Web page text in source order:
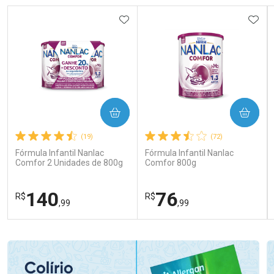
(19)
Fórmula Infantil Nanlac
Comfor 2 Unidades de 800g
R$140,99
ADICIONAR AOS FAVORITOS
COMPRAR
(72)
Fórmula Infantil Nanlac
Comfor 800g
R$76,99
COMPRAR
Laboratório
Por Menos